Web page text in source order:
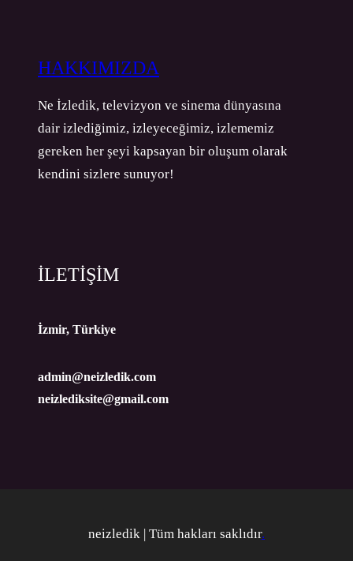
HAKKIMIZDA
Ne İzledik, televizyon ve sinema dünyasına
dair izlediğimiz, izleyeceğimiz, izlememiz
gereken her şeyi kapsayan bir oluşum olarak
kendini sizlere sunuyor!
İLETİŞİM
İzmir, Türkiye
admin@neizledik.com
neizlediksite@gmail.com
neizledik | Tüm hakları saklıdır.